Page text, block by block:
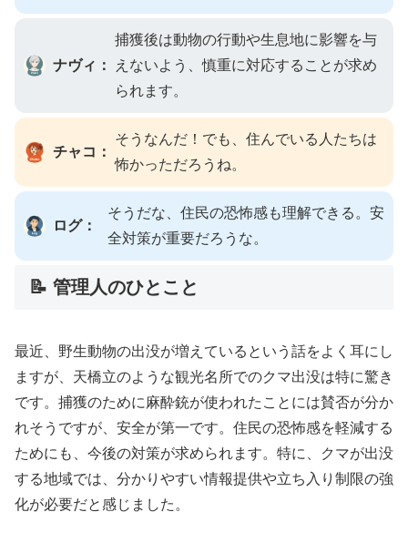
ナヴィ：
捕獲後は動物の行動や生息地に影響を与
えないよう、慎重に対応することが求め
られます。
チャコ：
そうなんだ！でも、住んでいる人たちは
怖かっただろうね。
ログ：
そうだな、住民の恐怖感も理解できる。安
全対策が重要だろうな。
📝 管理人のひとこと
最近、野生動物の出没が増えているという話をよく耳にし
ますが、天橋立のような観光名所でのクマ出没は特に驚き
です。捕獲のために麻酔銃が使われたことには賛否が分か
れそうですが、安全が第一です。住民の恐怖感を軽減する
ためにも、今後の対策が求められます。特に、クマが出没
する地域では、分かりやすい情報提供や立ち入り制限の強
化が必要だと感じました。